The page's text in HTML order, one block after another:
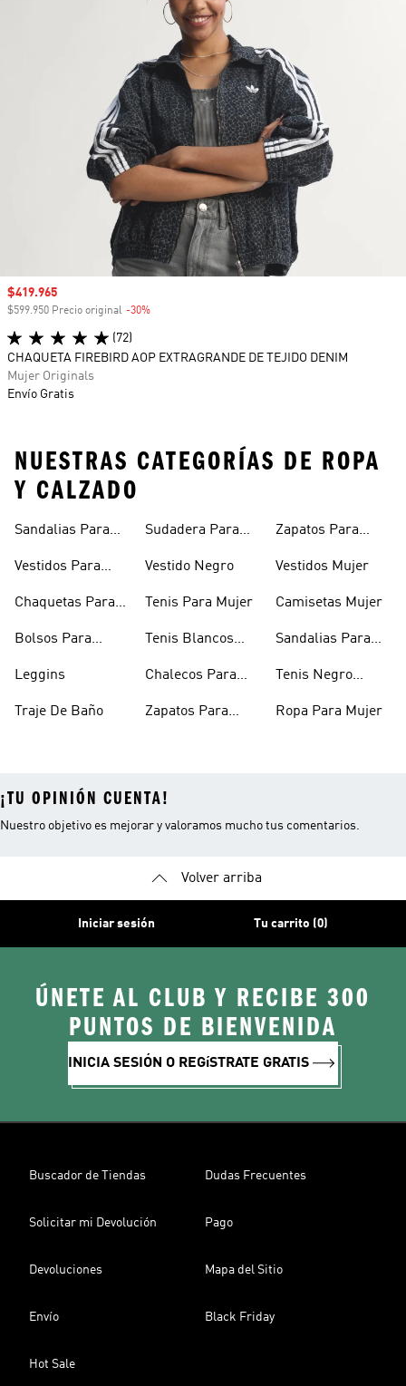
Precio de venta
$419.965
$599.950 Precio original -30%
(72)
CHAQUETA FIREBIRD AOP EXTRAGRANDE DE TEJIDO DENIM
Mujer Originals
Envío Gratis
NUESTRAS CATEGORÍAS DE ROPA
Y CALZADO
Sandalias Para
Vestidos Para
Chaquetas Para
Bolsos Para
Leggins
Traje De Baño
Sudadera Para
Vestido Negro
Tenis Para Mujer
Tenis Blancos
Chalecos Para
Zapatos Para
Zapatos Para
Vestidos Mujer
Camisetas Mujer
Sandalias Para
Tenis Negro
Ropa Para Mujer
¡TU OPINIÓN CUENTA!
Nuestro objetivo es mejorar y valoramos mucho tus comentarios.
Volver arriba
Iniciar sesión Tu carrito (0)
ÚNETE AL CLUB Y RECIBE 300
PUNTOS DE BIENVENIDA
INICIA SESIÓN O REGíSTRATE GRATIS
Buscador de Tiendas Dudas Frecuentes
Solicitar mi Devolución Pago
Devoluciones Mapa del Sitio
Envío Black Friday
Hot Sale